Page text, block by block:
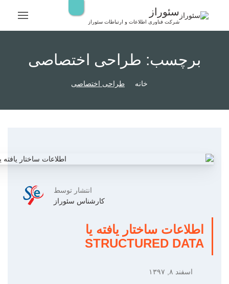
سئوراز
شرکت فناوری اطلاعات و ارتباطات سئوراز
برچسب: طراحی اختصاصی
خانه طراحی اختصاصی
انتشار توسط
کارشناس سئوراز
اطلاعات ساختار یافته یا
STRUCTURED DATA
اسفند ۸, ۱۳۹۷